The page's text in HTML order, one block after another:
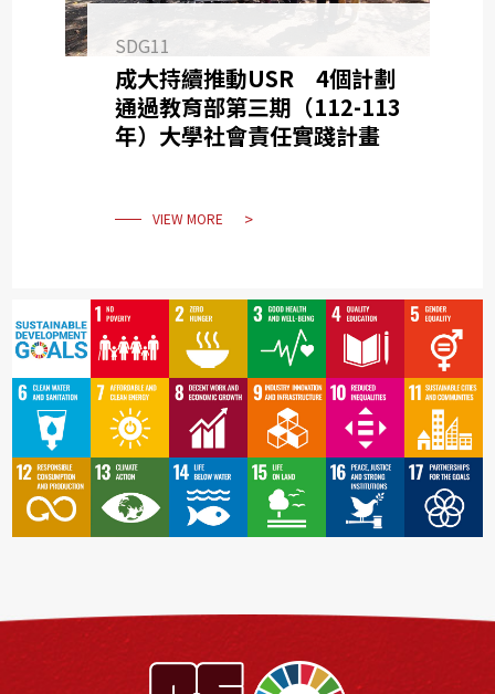
SDG11
成大持續推動USR 4個計劃
通過教育部第三期（112-113
年）大學社會責任實踐計畫
VIEW MORE